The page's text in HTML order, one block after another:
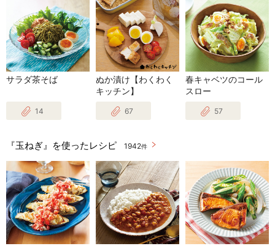
サラダ茶そば
14
ぬか漬け【わくわく
キッチン】
67
春キャベツのコール
スロー
57
『玉ねぎ』を使ったレシピ 1942件